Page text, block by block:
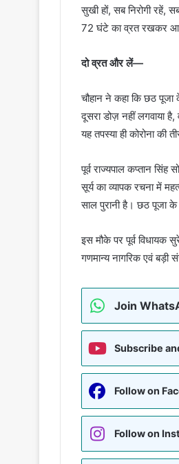
सुखी हों, सब निरोगी रहें,
72 घंटे का व्रत रखकर
दो व्रत और लें—
चौहान ने कहा कि छठ
दूसरा डोज़ नहीं लगवाया
यह तपस्या ही कोरोना की
पूर्व राज्यपाल कप्तान
सूर्य का व्यापक रचना में
साल पुरानी है। छठ पूजा के
इस मौके पर पूर्व विधायक
गणमान्य नागरिक एवं बड़ी
Join
Subscribe
Follow on
Follow on